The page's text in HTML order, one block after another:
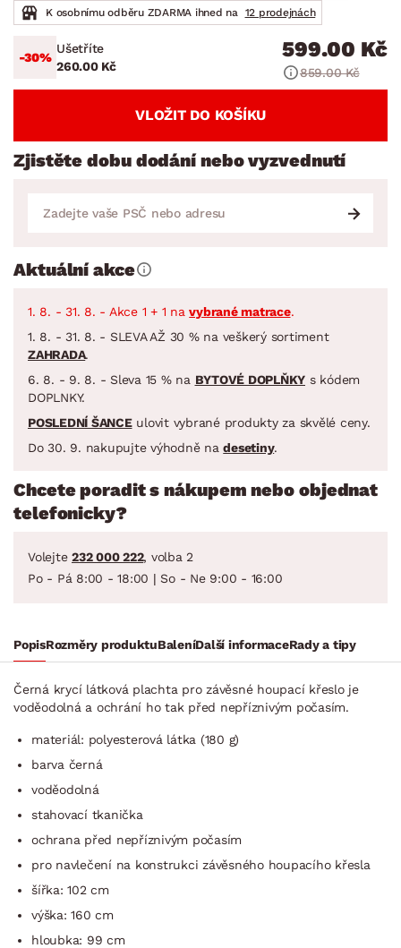
K osobnímu odběru ZDARMA ihned na
12 prodejnách
-30%
Ušetříte
260.00 Kč
599.00 Kč
859.00 Kč
VLOŽIT DO KOŠÍKU
Zjistěte dobu dodání nebo vyzvednutí
Aktuální akce
1. 8. - 31. 8. - Akce 1 + 1 navybrané matrace.
1. 8. - 31. 8. - SLEVA AŽ 30 % na veškerý sortiment
ZAHRADA.
6. 8. - 9. 8. - Sleva 15 % na BYTOVÉ DOPLŇKY s kódem
DOPLNKY.
POSLEDNÍ ŠANCEulovit vybrané produkty za skvělé ceny.
Do 30. 9. nakupujte výhodně nadesetiny.
Chcete poradit s nákupem nebo objednat
telefonicky?
Volejte 232 000 222, volba 2
Po - Pá 8:00 - 18:00 | So - Ne 9:00 - 16:00
PopisRozměry produktuBaleníDalší informaceRady a tipy
Černá krycí látková plachta pro závěsné houpací křeslo je
voděodolná a ochrání ho tak před nepříznivým počasím.
materiál: polyesterová látka (180 g)
barva černá
voděodolná
stahovací tkanička
ochrana před nepříznivým počasím
pro navlečení na konstrukci závěsného houpacího křesla
šířka: 102 cm
výška: 160 cm
hloubka: 99 cm